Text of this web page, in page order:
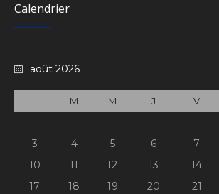
Calendrier
août 2026
L M M J V
3
4 5 6 7
10
11 12 13 14
17
18 19 20 21